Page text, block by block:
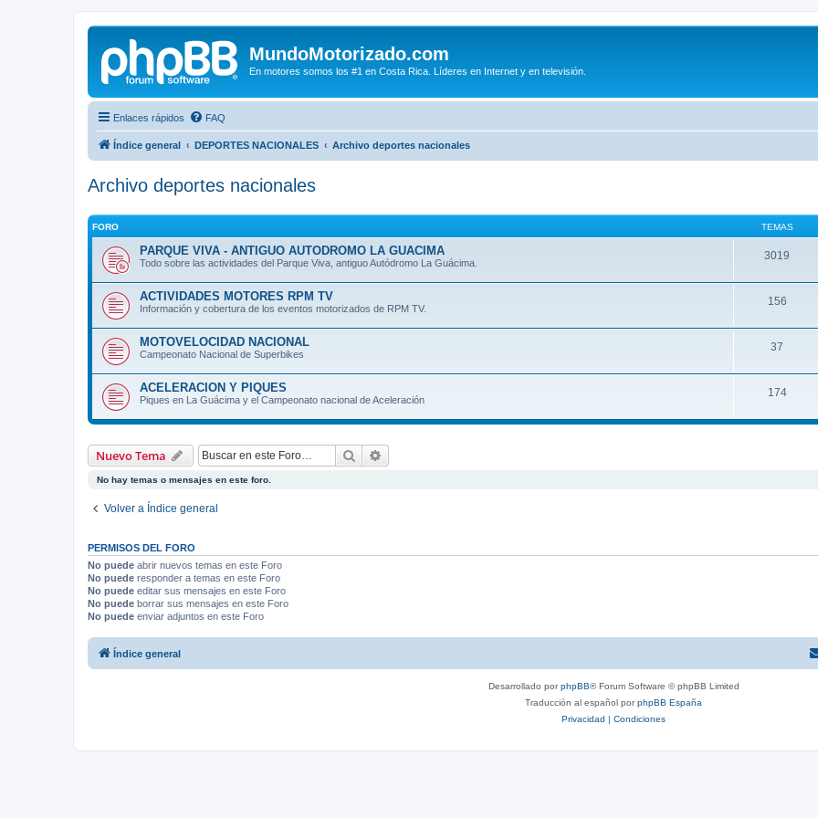
MundoMotorizado.com
En motores somos los #1 en Costa Rica. Líderes en Internet y en televisión.
Enlaces rápidos FAQ
Índice general DEPORTES NACIONALES Archivo deportes nacionales
Archivo deportes nacionales
FORO TEMAS
PARQUE VIVA - ANTIGUO AUTODROMO LA GUACIMA
Todo sobre las actividades del Parque Viva, antiguo Autódromo La Guácima.
3019
ACTIVIDADES MOTORES RPM TV
Información y cobertura de los eventos motorizados de RPM TV.
156
MOTOVELOCIDAD NACIONAL
Campeonato Nacional de Superbikes
37
ACELERACION Y PIQUES
Piques en La Guácima y el Campeonato nacional de Aceleración
174
Nuevo Tema Buscar
No hay temas o mensajes en este foro.
Volver a Índice general
PERMISOS DEL FORO
No puede abrir nuevos temas en este Foro
No puede responder a temas en este Foro
No puede editar sus mensajes en este Foro
No puede borrar sus mensajes en este Foro
No puede enviar adjuntos en este Foro
Índice general
Desarrollado porphpBB® Forum Software © phpBB Limited
Traducción al español porphpBB España
Privacidad | Condiciones